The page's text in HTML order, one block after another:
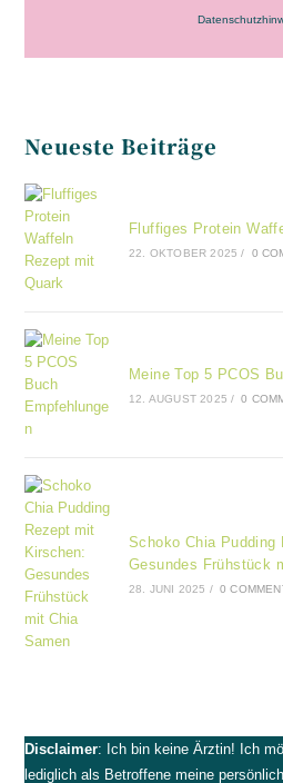
Neueste Beiträge
Fluffiges Protein
22. OKTOBER 2025 / 0
Meine Top 5 PCOS
12. AUGUST 2025 / 0
Schoko Chia
Gesundes Frühstück
28. JUNI 2025 / 0
Disclaimer: Ich bin keine Ärztin! Ich
lediglich als Betroffene meine